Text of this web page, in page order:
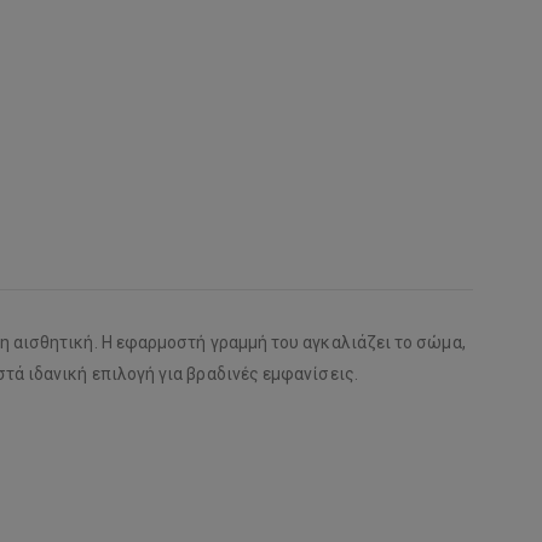
Η εφαρμοστή γραμμή του αγκαλιάζει το σώμα,
ιδανική επιλογή για βραδινές εμφανίσεις.